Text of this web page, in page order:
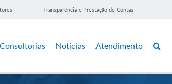
Transparência e Prestação de Contas
Consultorias Notícias Atendimento